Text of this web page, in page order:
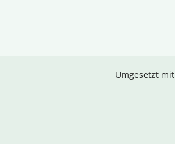
Umgesetzt mit